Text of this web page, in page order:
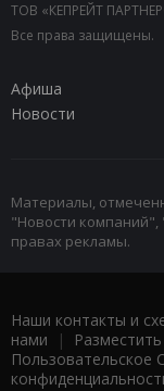
ТОВ «КЕПРЕЙТ
Все права защищены.
Афиша
Новости
Материалы,
"Новости компаний",
правах рекламы.
Наши контакты и
нами |
Пользовательское